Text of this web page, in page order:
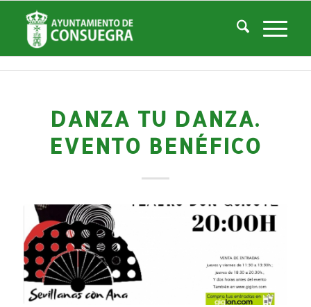
Noticias
Usted está aquí: Inicio / Noticias Cultura /
Teatro Don Quijote / Histórico de Eventos Teatro
DANZA TU DANZA.
EVENTO BENÉFICO